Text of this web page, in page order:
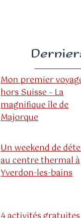
Mon premier
hors Suisse – La
magnifique île de
Majorque
Un weekend de
au centre thermal à
Yverdon-les-bains